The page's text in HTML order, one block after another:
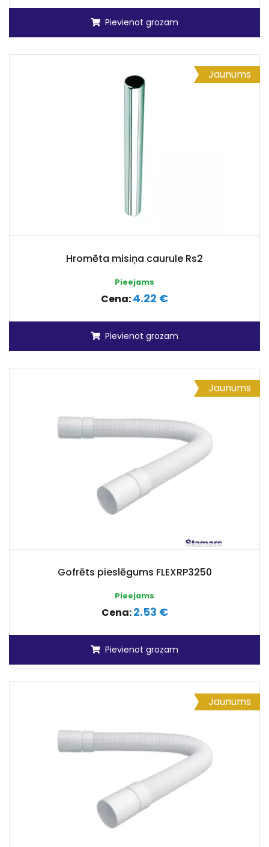
Pievienot grozam
Jaunums
Hromēta misiņa caurule Rs2
Pieejams
Cena:4.22 €
Pievienot grozam
Jaunums
Gofrēts pieslēgums FLEXRP3250
Pieejams
Cena:2.53 €
Pievienot grozam
Jaunums